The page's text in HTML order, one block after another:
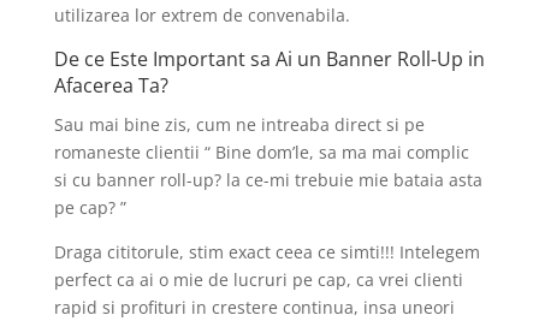
utilizarea lor extrem de convenabila.
De ce Este Important sa Ai un Banner Roll-Up in
Afacerea Ta?
Sau mai bine zis, cum ne intreaba direct si pe
romaneste clientii “ Bine dom’le, sa ma mai complic
si cu banner roll-up? la ce-mi trebuie mie bataia asta
pe cap? ”
Draga cititorule, stim exact ceea ce simti!!! Intelegem
perfect ca ai o mie de lucruri pe cap, ca vrei clienti
rapid si profituri in crestere continua, insa uneori